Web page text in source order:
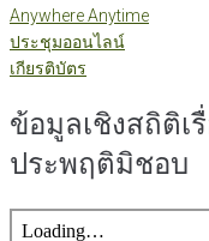
Anywhere Anytime
ประชุมออนไลน์
เกียรติบัตร
ข้อมูลเชิงสถิติเ
ประพฤติมิชอบ